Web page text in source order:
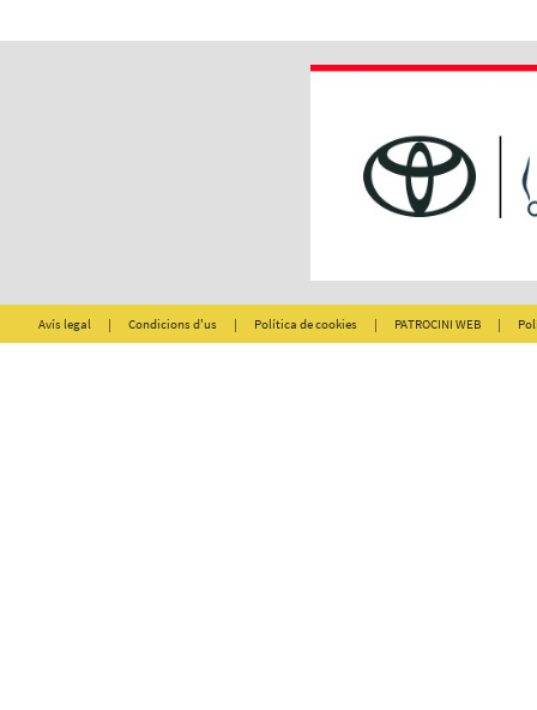
Avís legal | Condicions d'us | Política de cookies | PATROCINI WEB |